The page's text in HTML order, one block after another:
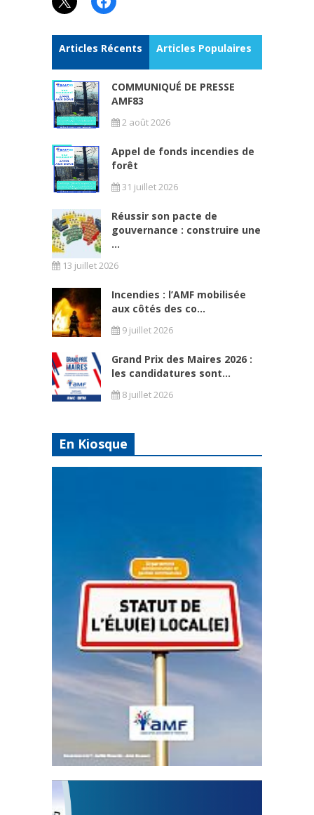
Articles Récents Articles Populaires
COMMUNIQUÉ DE PRESSE
AMF83
2 août 2026
Appel de fonds incendies de
forêt
31 juillet 2026
Réussir son pacte de
gouvernance : construire une
...
13 juillet 2026
Incendies : l’AMF mobilisée
aux côtés des co...
9 juillet 2026
Grand Prix des Maires 2026 :
les candidatures sont...
8 juillet 2026
En Kiosque
Statut de l’élu local
3 avril 2024